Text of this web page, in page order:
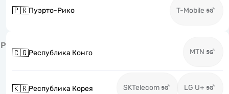
🇵🇷Пуэрто-Рико T-Mobile
Р
🇨🇬Республика Конго MTN
🇰🇷Республика Корея SKTelecom LG U+